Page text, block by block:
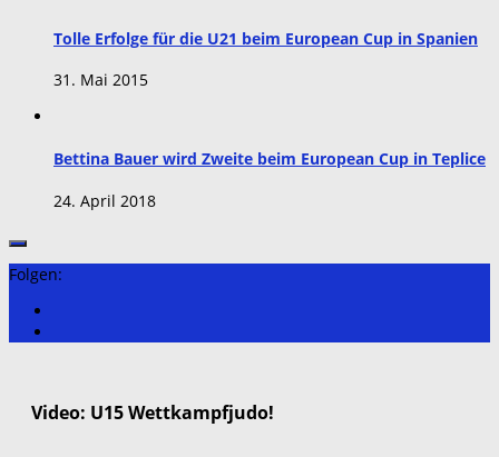
Tolle Erfolge für die U21 beim European Cup in Spanien
31. Mai 2015
Bettina Bauer wird Zweite beim European Cup in Teplice
24. April 2018
Folgen:
Video: U15 Wettkampfjudo!